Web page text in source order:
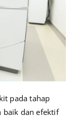
pada tahap
baik dan efektif